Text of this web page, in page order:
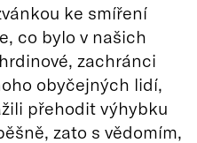
ke smíření
co bylo v našich
zachránci
obyčejných lidí,
přehodit výhybku
zato s vědomím,